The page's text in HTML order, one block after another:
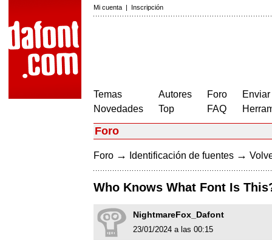
Mi cuenta | Inscripción
Temas
Novedades
Autores
Top
Foro
FAQ
Foro
Foro → Identificación de fuentes →
Who Knows What Font Is
NightmareFox_Dafont
23/01/2024 a las 00:15